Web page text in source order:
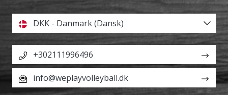
DKK - Danmark (Dansk)
+302111996496
info@weplayvolleyball.dk